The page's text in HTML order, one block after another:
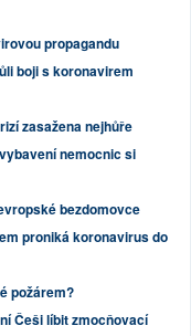
propagandu
boji s koronavirem
zasažena nejhůře
nemocnic si
bezdomovce
proniká koronavirus do
požárem?
Češi líbit zmocňovací